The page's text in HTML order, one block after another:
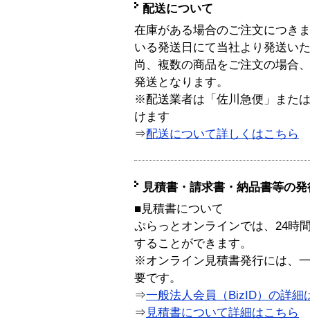
配送について
在庫がある場合のご注文につき
いる発送日にて当社より発送い
尚、複数の商品をご注文の場合
発送となります。
※配送業者は「佐川急便」また
けます
⇒配送について詳しくはこちら
見積書・請求書・納品書等の
■見積書について
ぷらっとオンラインでは、24時
することができます。
※オンライン見積書発行には、
要です。
⇒一般法人会員（BizID）の詳細
⇒ 見積書について詳細はこちら